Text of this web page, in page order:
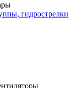
гидрострелки